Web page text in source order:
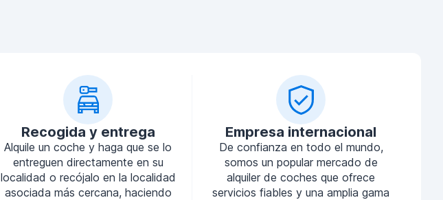
Recogida y entrega
Alquile un coche y haga que se lo
entreguen directamente en su
localidad o recójalo en la localidad
asociada más cercana, haciendo
Empresa internacional
De confianza en todo el mundo,
somos un popular mercado de
alquiler de coches que ofrece
servicios fiables y una amplia gama